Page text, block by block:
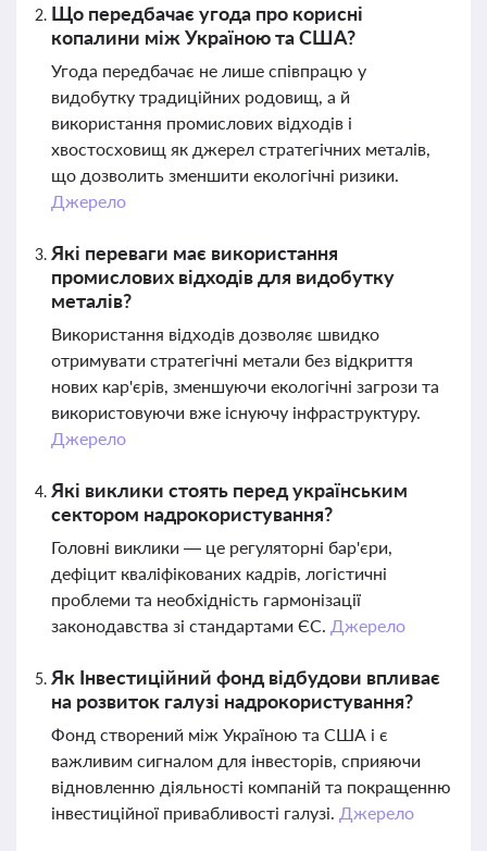
Що передбачає угода про корисні
копалини між Україною та США?
Угода передбачає не лише співпрацю у
видобутку традиційних родовищ, а й
використання промислових відходів і
хвостосховищ як джерел стратегічних металів,
що дозволить зменшити екологічні ризики.
Джерело
Які переваги має використання
промислових відходів для видобутку
металів?
Використання відходів дозволяє швидко
отримувати стратегічні метали без відкриття
нових кар'єрів, зменшуючи екологічні загрози та
використовуючи вже існуючу інфраструктуру.
Джерело
Які виклики стоять перед українським
сектором надрокористування?
Головні виклики — це регуляторні бар'єри,
дефіцит кваліфікованих кадрів, логістичні
проблеми та необхідність гармонізації
законодавства зі стандартами ЄС. Джерело
Як Інвестиційний фонд відбудови впливає
на розвиток галузі надрокористування?
Фонд створений між Україною та США і є
важливим сигналом для інвесторів, сприяючи
відновленню діяльності компаній та покращенню
інвестиційної привабливості галузі. Джерело